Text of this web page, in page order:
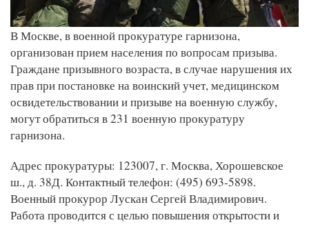
В Москве, в военной прокуратуре гарнизона,
организован прием населения по вопросам призыва.
Граждане призывного возраста, в случае нарушения их
прав при постановке на воинский учет, медицинском
освидетельствовании и призыве на военную службу,
могут обратиться в 231 военную прокуратуру
гарнизона.
Адрес прокуратуры: 123007, г. Москва, Хорошевское
ш., д. 38Д. Контактный телефон: (495) 693-5898.
Военный прокурор Лускан Сергей Владимирович.
Работа проводится с целью повышения открытости и